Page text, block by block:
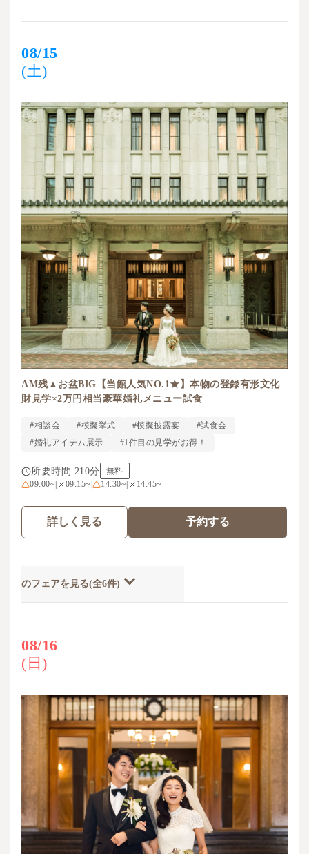
08/15
(土)
AM残▲お盆BIG【当館人気NO.1★】本物の登録有形文化
財見学×2万円相当豪華婚礼メニュー試食
#相談会 #模擬挙式 #模擬披露宴
#試食会
#婚礼アイテム展示
#1件目の見学がお得！
所要時間 210分
無料
09:00~
09:15~ 14:30~ 14:45~
詳しく見る 予約する
催のフェアを見る(全6件)
08/16
(日)